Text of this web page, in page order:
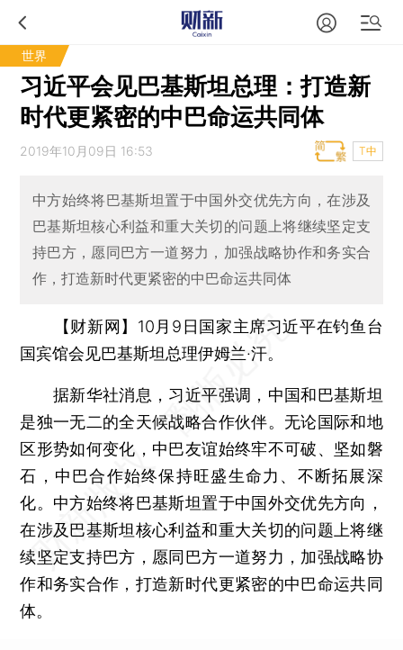
世界
习近平会见巴基斯坦总理：打造新
时代更紧密的中巴命运共同体
2019年10月09日 16:53 T中
中方始终将巴基斯坦置于中国外交优先方向，在涉及
巴基斯坦核心利益和重大关切的问题上将继续坚定支
持巴方，愿同巴方一道努力，加强战略协作和务实合
作，打造新时代更紧密的中巴命运共同体
【财新网】 10月9日国家主席习近平在钓鱼台
国宾馆会见巴基斯坦总理伊姆兰·汗。
据新华社消息，习近平强调，中国和巴基斯坦
是独一无二的全天候战略合作伙伴。无论国际和地
区形势如何变化，中巴友谊始终牢不可破、坚如磐
石，中巴合作始终保持旺盛生命力、不断拓展深
化。中方始终将巴基斯坦置于中国外交优先方向，
在涉及巴基斯坦核心利益和重大关切的问题上将继
续坚定支持巴方，愿同巴方一道努力，加强战略协
作和务实合作，打造新时代更紧密的中巴命运共同
体。